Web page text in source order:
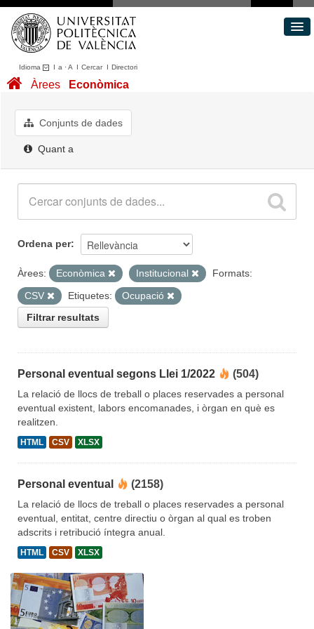
Idioma I a ·A I CercarI Directori
Conjunts de dades
Quant a
Àrees Econòmica
Conjunts de dades
Quant a
Ordena per
Àrees: Econòmica Institucional
Formats:
CSV
Etiquetes:
Ocupació
Filtrar resultats
Personal eventual segons Llei 1/2022 (504)
La relació de llocs de treball o places reservades a personal
eventual existent, labors encomanades, i òrgan en què es
realitzen.
HTML CSV XLSX
Personal eventual (2158)
La relació de llocs de treball o places reservades a personal
eventual, entitat, centre directiu o òrgan al qual es troben
adscrits i retribució íntegra anual.
HTML CSV XLSX